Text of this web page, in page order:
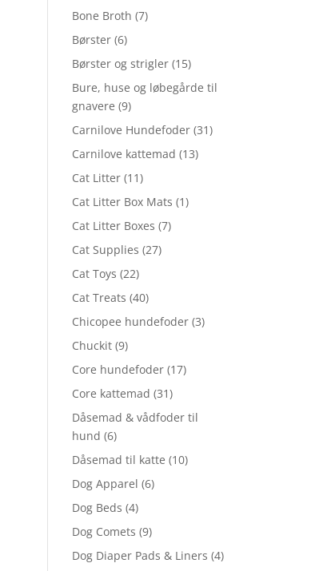
Bone Broth (7)
Børster (6)
Børster og strigler (15)
Bure, huse og løbegårde til
gnavere (9)
Carnilove Hundefoder (31)
Carnilove kattemad (13)
Cat Litter (11)
Cat Litter Box Mats (1)
Cat Litter Boxes (7)
Cat Supplies (27)
Cat Toys (22)
Cat Treats (40)
Chicopee hundefoder (3)
Chuckit (9)
Core hundefoder (17)
Core kattemad (31)
Dåsemad & vådfoder til
hund (6)
Dåsemad til katte (10)
Dog Apparel (6)
Dog Beds (4)
Dog Comets (9)
Dog Diaper Pads & Liners (4)